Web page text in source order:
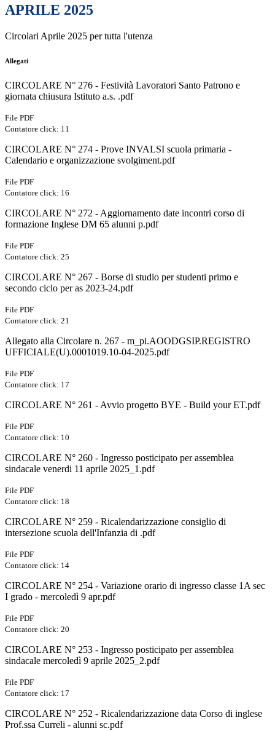
APRILE 2025
Circolari Aprile 2025 per tutta l'utenza
Allegati
CIRCOLARE N° 276 - Festività Lavoratori Santo Patrono e
giornata chiusura Istituto a.s. .pdf
File PDF
Contatore click: 11
CIRCOLARE N° 274 - Prove INVALSI scuola primaria -
Calendario e organizzazione svolgiment.pdf
File PDF
Contatore click: 16
CIRCOLARE N° 272 - Aggiornamento date incontri corso di
formazione Inglese DM 65 alunni p.pdf
File PDF
Contatore click: 25
CIRCOLARE N° 267 - Borse di studio per studenti primo e
secondo ciclo per as 2023-24.pdf
File PDF
Contatore click: 21
Allegato alla Circolare n. 267 - m_pi.AOODGSIP.REGISTRO
UFFICIALE(U).0001019.10-04-2025.pdf
File PDF
Contatore click: 17
CIRCOLARE N° 261 - Avvio progetto BYE - Build your ET.pdf
File PDF
Contatore click: 10
CIRCOLARE N° 260 - Ingresso posticipato per assemblea
sindacale venerdi 11 aprile 2025_1.pdf
File PDF
Contatore click: 18
CIRCOLARE N° 259 - Ricalendarizzazione consiglio di
intersezione scuola dell'Infanzia di .pdf
File PDF
Contatore click: 14
CIRCOLARE N° 254 - Variazione orario di ingresso classe 1A sec
I grado - mercoledì 9 apr.pdf
File PDF
Contatore click: 20
CIRCOLARE N° 253 - Ingresso posticipato per assemblea
sindacale mercoledì 9 aprile 2025_2.pdf
File PDF
Contatore click: 17
CIRCOLARE N° 252 - Ricalendarizzazione data Corso di inglese
Prof.ssa Curreli - alunni sc.pdf